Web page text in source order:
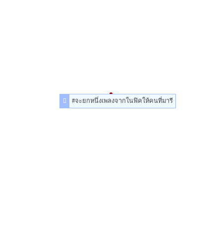
#จะยกหนึ่งเพลงจากในฟิคให้คนที่มารี